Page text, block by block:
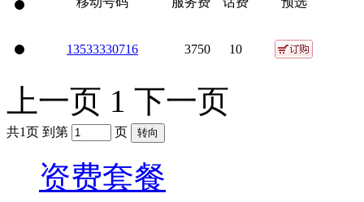
13533330716 3750 10
上一页 1 下一页
共1页 到第 页
资费套餐